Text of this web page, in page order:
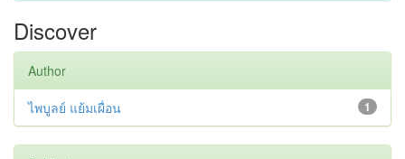
Discover
Author
1
ไพบูลย์ แย้มเผื่อน